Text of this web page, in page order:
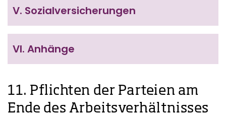
V. Sozialversicherungen
VI. Anhänge
11. Pflichten der Parteien am
Ende des Arbeitsverhältnisses